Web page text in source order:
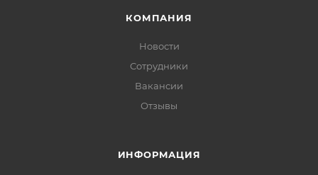
КОМПАНИЯ
Новости
Сотрудники
Вакансии
Отзывы
ИНФОРМАЦИЯ